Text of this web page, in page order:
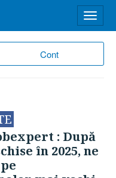
Cont
meniu
: După
în 2025, ne